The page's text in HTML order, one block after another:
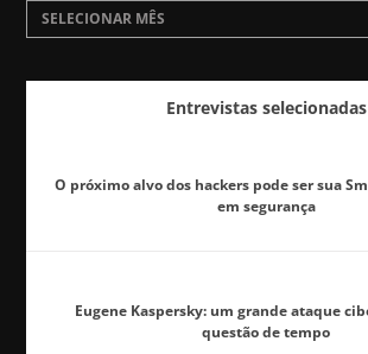
SELECIONAR MÊS
Entrevistas selecionadas
O próximo alvo dos hackers pode ser sua
em segurança
Eugene Kaspersky: um grande ataque
questão de tempo